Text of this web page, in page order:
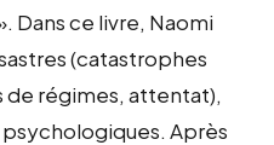
Dans ce livre, Naomi
(catastrophes
de régimes, attentat),
Après